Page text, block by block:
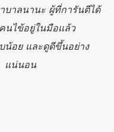
บาลนานะ ผู้ที่การันตีได้
นไข้อยู่ในมือแล้ว
น้อย และดูดีขึ้นอย่าง
แน่นอน